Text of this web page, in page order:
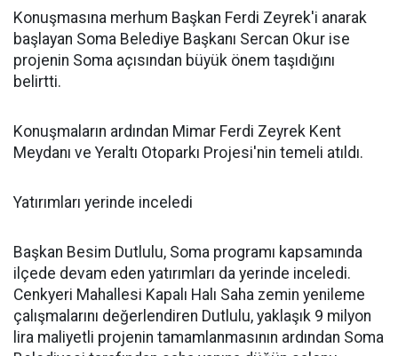
Konuşmasına merhum Başkan Ferdi Zeyrek'i anarak
başlayan Soma Belediye Başkanı Sercan Okur ise
projenin Soma açısından büyük önem taşıdığını
belirtti.
Konuşmaların ardından Mimar Ferdi Zeyrek Kent
Meydanı ve Yeraltı Otoparkı Projesi'nin temeli atıldı.
Yatırımları yerinde inceledi
Başkan Besim Dutlulu, Soma programı kapsamında
ilçede devam eden yatırımları da yerinde inceledi.
Cenkyeri Mahallesi Kapalı Halı Saha zemin yenileme
çalışmalarını değerlendiren Dutlulu, yaklaşık 9 milyon
lira maliyetli projenin tamamlanmasının ardından Soma